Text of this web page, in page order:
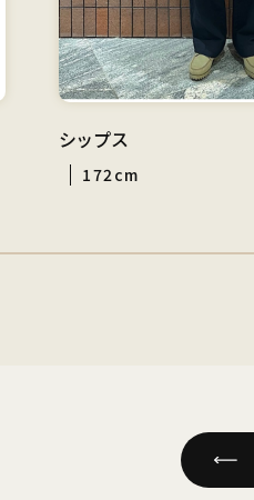
シップス
172cm